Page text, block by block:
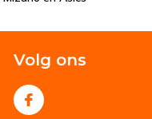
Volg ons